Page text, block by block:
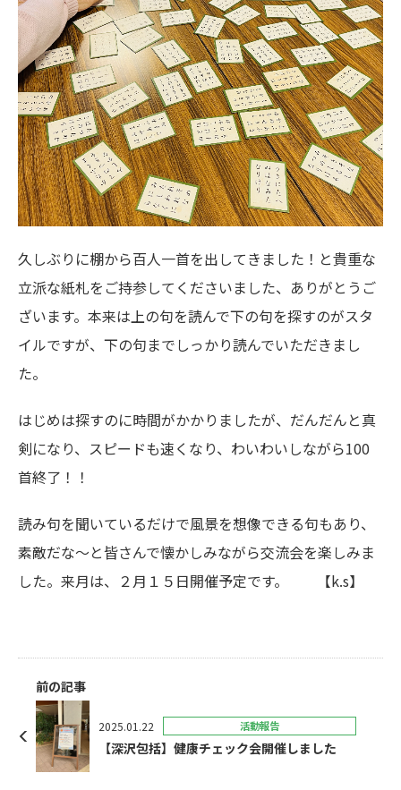
久しぶりに棚から百人一首を出してきました！と貴重な
立派な紙札をご持参してくださいました、ありがとうご
ざいます。本来は上の句を読んで下の句を探すのがスタ
イルですが、下の句までしっかり読んでいただきまし
た。
はじめは探すのに時間がかかりましたが、だんだんと真
剣になり、スピードも速くなり、わいわいしながら100
首終了！！
読み句を聞いているだけで風景を想像できる句もあり、
素敵だな～と皆さんで懐かしみながら交流会を楽しみま
した。来月は、２月１５日開催予定です。 【k.s】
前の記事
2025.01.22 活動報告
【深沢包括】健康チェック会開催しました